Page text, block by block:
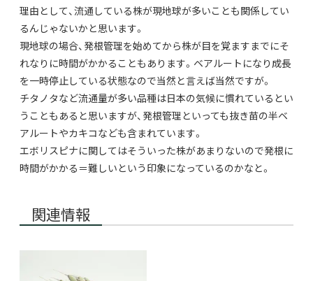
理由として、流通している株が現地球が多いことも関係してい
るんじゃないかと思います。
現地球の場合、発根管理を始めてから株が目を覚ますまでにそ
れなりに時間がかかることもあります。ベアルートになり成長
を一時停止している状態なので当然と言えば当然ですが。
チタノタなど流通量が多い品種は日本の気候に慣れているとい
うこともあると思いますが、発根管理といっても抜き苗の半ベ
アルートやカキコなども含まれています。
エボリスピナに関してはそういった株があまりないので発根に
時間がかかる＝難しいという印象になっているのかなと。
関連情報